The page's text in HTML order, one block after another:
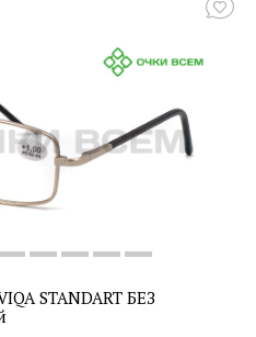
STANDART БЕЗ